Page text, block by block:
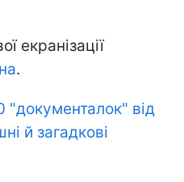
екранізації
.
"документалок" від
й загадкові